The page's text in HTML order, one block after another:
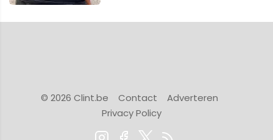
© 2026 Clint.be Contact
Adverteren
Privacy Policy